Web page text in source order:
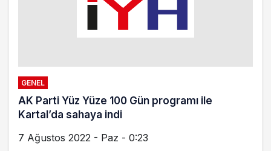
GENEL
AK Parti Yüz Yüze 100 Gün programı ile
Kartal’da sahaya indi
7 Ağustos 2022 - Paz - 0:23